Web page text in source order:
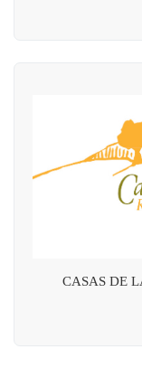
CASAS DE